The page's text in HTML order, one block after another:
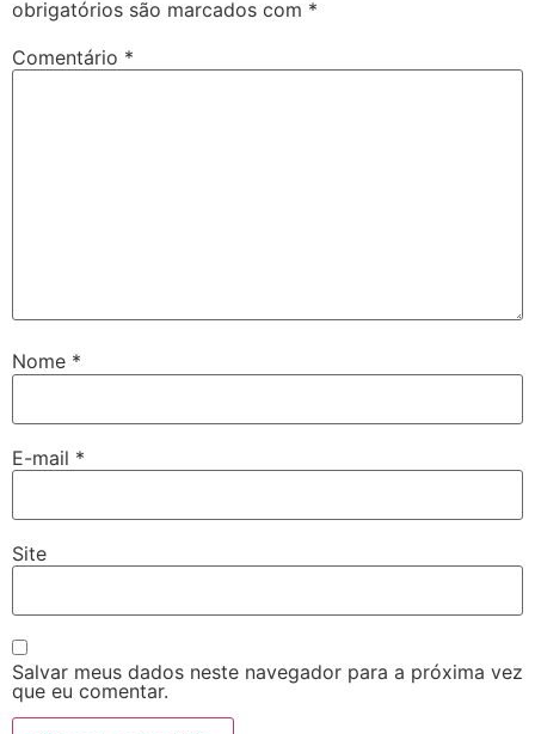
obrigatórios são marcados com *
Comentário *
Nome *
E-mail *
Site
Salvar meus dados neste navegador para a próxima vez
que eu comentar.